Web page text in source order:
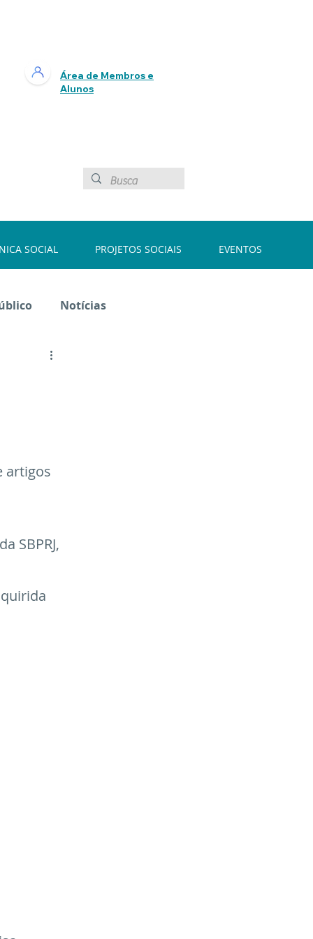
Área de Membros e
Alunos
Notícias
artigos
SBPRJ,
SOCIAL PROJETOS SOCIAIS EVENTOS